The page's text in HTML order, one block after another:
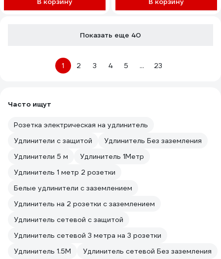
Показать еще 40
1 2 3 4 5 ... 23
Часто ищут
Розетка электрическая на удлинитель
Удлинители с защитой
Удлинитель Без заземления
Удлинители 5 м
Удлинитель 1Метр
Удлинитель 1 метр 2 розетки
Белые удлинители с заземлением
Удлинитель на 2 розетки с заземлением
Удлинитель сетевой с защитой
Удлинитель сетевой 3 метра на 3 розетки
Удлинитель 1.5М
Удлинитель сетевой Без заземления